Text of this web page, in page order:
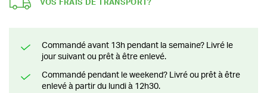
VOS FRAIS DE TRANSPORT?
Commandé avant 13h pendant la semaine? Livré le
jour suivant ou prêt à être enlevé.
Commandé pendant le weekend? Livré ou prêt à être
enlevé à partir du lundi à 12h30.